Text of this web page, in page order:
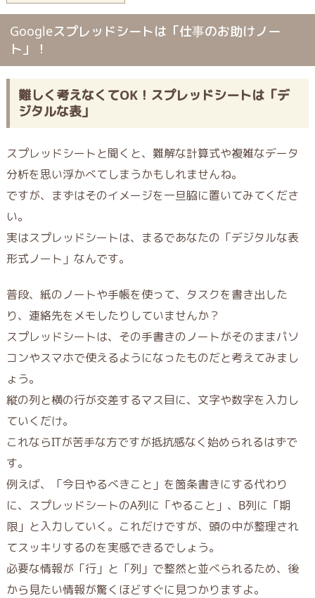
Googleスプレッドシートは「仕事のお助けノー
ト」！
難しく考えなくてOK！スプレッドシートは「デ
ジタルな表」
スプレッドシートと聞くと、難解な計算式や複雑なデータ
分析を思い浮かべてしまうかもしれませんね。
ですが、まずはそのイメージを一旦脇に置いてみてくださ
い。
実はスプレッドシートは、まるであなたの 「デジタルな表
形式ノート」 なんです。
普段、紙のノートや手帳を使って、タスクを書き出した
り、連絡先をメモしたりしていませんか？
スプレッドシートは、その手書きのノートがそのままパソ
コンやスマホで使えるようになったものだと考えてみまし
ょう。
縦の列と横の行が交差するマス目に、文字や数字を入力し
ていくだけ。
これならITが苦手な方ですが抵抗感なく始められるはずで
す。
例えば、「今日やるべきこと」を箇条書きにする代わり
に、スプレッドシートのA列に「やること」、B列に「期
限」と入力していく。これだけですが、頭の中が整理され
てスッキリするのを実感できるでしょう。
必要な情報が 「行」と「列」 で整然と並べられるため、後
から見たい情報が驚くほどすぐに見つかりますよ。